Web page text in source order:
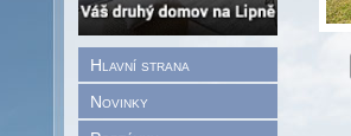
Hlavní strana
Novinky